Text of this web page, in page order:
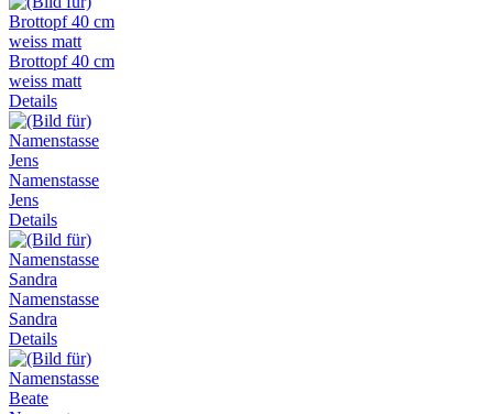
Brottopf 40 cm
weiss matt
Details
Namenstasse
Jens
Details
Namenstasse
Sandra
Details